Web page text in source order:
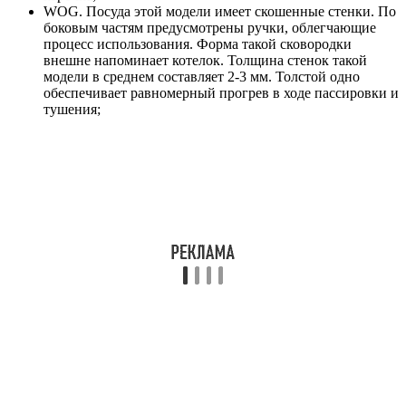
WOG. Посуда этой модели имеет скошенные стенки. По
боковым частям предусмотрены ручки, облегчающие
процесс использования. Форма такой сковородки
внешне напоминает котелок. Толщина стенок такой
модели в среднем составляет 2-3 мм. Толстой одно
обеспечивает равномерный прогрев в ходе пассировки и
тушения;